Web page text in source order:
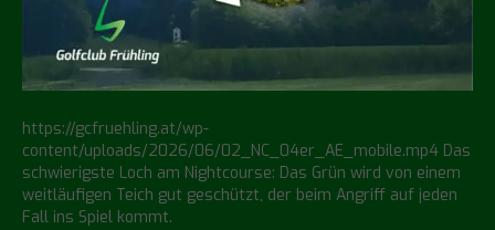
https://gcfruehling.at/wp-
content/uploads/2026/06/02_NC_04er_AE_mobile.mp4 Das
schwierigste Loch am Nightcourse: Das Grün wird von einem
weitläufigen Teich gut geschützt, der beim Angriff auf jeden
Fall ins Spiel kommt.